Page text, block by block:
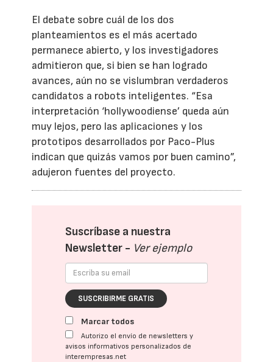
El debate sobre cuál de los dos
planteamientos es el más acertado
permanece abierto, y los investigadores
admitieron que, si bien se han logrado
avances, aún no se vislumbran verdaderos
candidatos a robots inteligentes. “Esa
interpretación ‘hollywoodiense’ queda aún
muy lejos, pero las aplicaciones y los
prototipos desarrollados por Paco-Plus
indican que quizás vamos por buen camino”,
adujeron fuentes del proyecto.
Suscríbase a nuestra
Newsletter - Ver ejemplo
SUSCRIBIRME GRATIS
Marcar todos
Autorizo el envío de newsletters y
avisos informativos personalizados de
interempresas.net